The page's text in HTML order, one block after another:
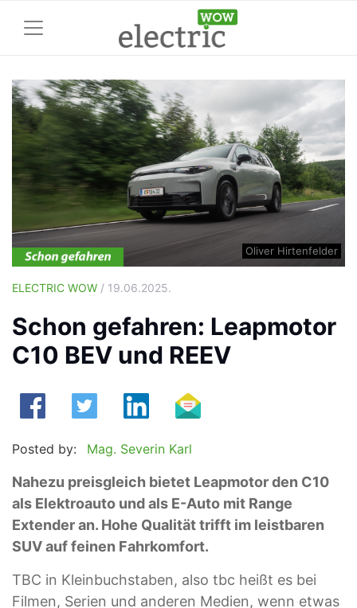
Oliver Hirtenfelder
ELECTRIC WOW / 19.06.2025.
Schon gefahren: Leapmotor
C10 BEV und REEV
Posted by: Mag. Severin Karl
Nahezu preisgleich bietet Leapmotor den C10
als Elektroauto und als E-Auto mit Range
Extender an. Hohe Qualität trifft im leistbaren
SUV auf feinen Fahrkomfort.
TBC in Kleinbuchstaben, also tbc heißt es bei
Filmen, Serien und anderen Medien, wenn etwas